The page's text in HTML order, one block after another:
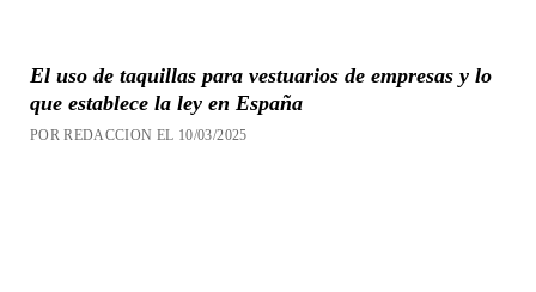
El uso de taquillas para vestuarios de empresas y lo
que establece la ley en España
POR REDACCION EL 10/03/2025